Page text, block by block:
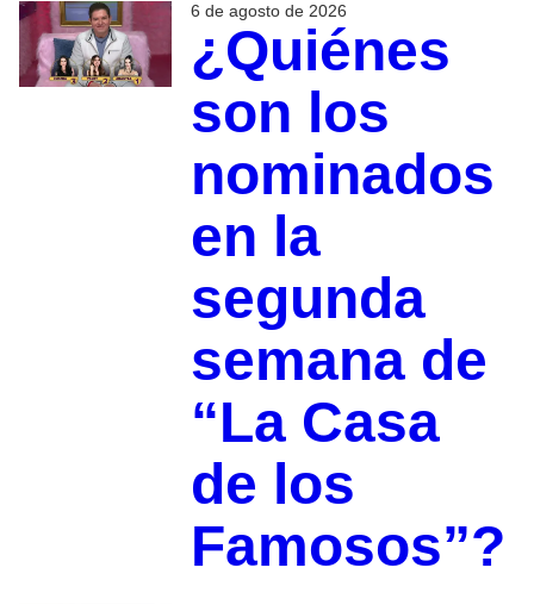
6 de agosto de 2026
¿Quiénes
son los
nominados
en la
segunda
semana de
“La Casa
de los
Famosos”?